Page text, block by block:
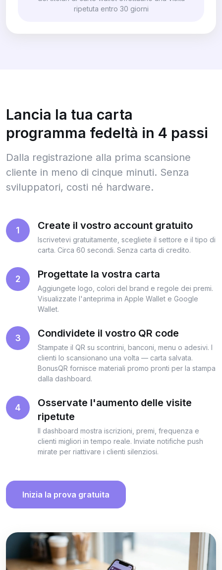
ripetuta entro 30 giorni
Lancia la tua carta
programma fedeltà in 4 passi
Dalla registrazione alla prima scansione
cliente in meno di cinque minuti. Senza
sviluppatori, costi né hardware.
1 Create il vostro account gratuito
Iscrivetevi gratuitamente, scegliete il settore e il tipo di
carta. Circa 60 secondi. Senza carta di credito.
2 Progettate la vostra carta
Aggiungete logo, colori del brand e regole dei premi.
Visualizzate l'anteprima in Apple Wallet e Google
Wallet.
3 Condividete il vostro QR code
Stampate il QR su scontrini, banconi, menu o adesivi. I
clienti lo scansionano una volta — carta salvata.
BonusQR fornisce materiali promo pronti per la stampa
dalla dashboard.
4
Osservate l'aumento delle visite
ripetute
Il dashboard mostra iscrizioni, premi, frequenza e
clienti migliori in tempo reale. Inviate notifiche push
mirate per riattivare i clienti silenziosi.
Inizia la prova gratuita